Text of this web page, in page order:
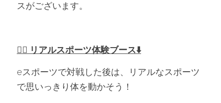
スがございます。
🏃‍♂️ リアルスポーツ体験ブース⬇️
eスポーツで対戦した後は、リアルなスポーツ
で思いっきり体を動かそう！